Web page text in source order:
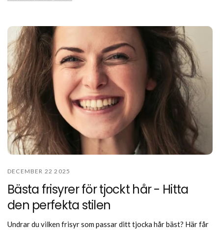
DECEMBER 22 2025
Bästa frisyrer för tjockt hår - Hitta
den perfekta stilen
Undrar du vilken frisyr som passar ditt tjocka hår bäst? Här får